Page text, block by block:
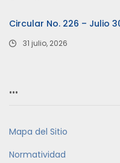
Circular No. 226 – Julio
31 julio, 2026
…
Mapa del Sitio
Normatividad